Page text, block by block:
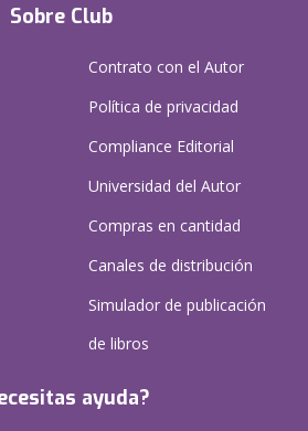
Sobre Club
Contrato con el Autor
Política de privacidad
Compliance Editorial
Universidad del Autor
Compras en cantidad
Canales de distribución
Simulador de publicación
de libros
ayuda?